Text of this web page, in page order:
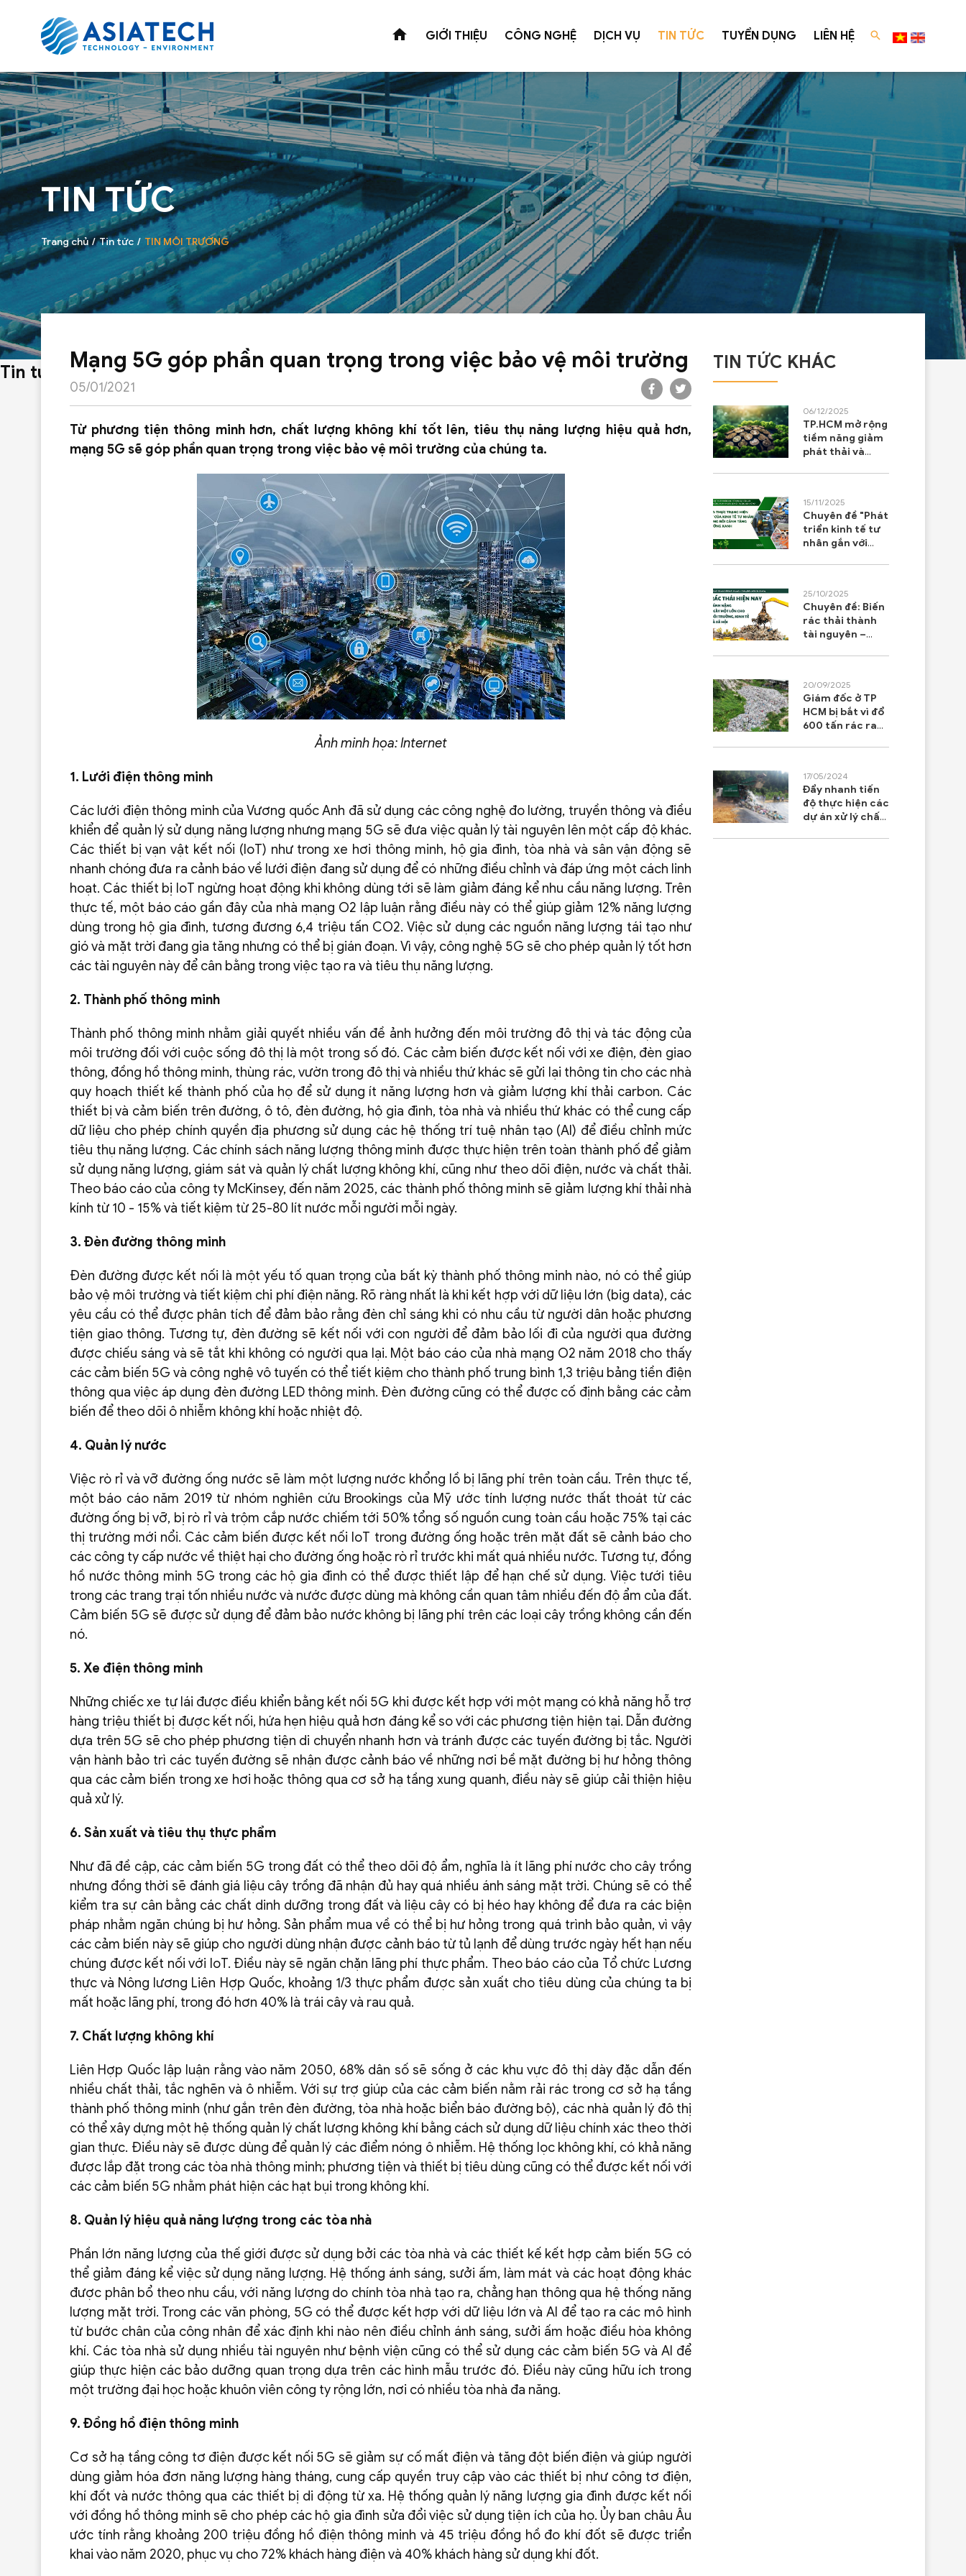
GIỚI THIỆU CÔNG NGHỆ
Công nghệ Wetland
Công nghệ tuyến nổi siêu nông
Công nghệ màng MBR ( Membrane Bio - Reactor)
Công nghệ xử lý nước thải có độ màu cao
Công nghệ xử lý sinh học
DỊCH VỤ
Xử lý nước thải
Khu công nghiệp
Ngành dệt nhuộm
Ngành giấy
Ngành bia - NGK
Ngành cà phê
Ngành thủy sản - Thực phẩm
Nước thải sinh hoạt
Xử lý nước cấp
Phục vụ sản xuất
Nước ngầm
Nước mặt
Nước thải sau xử lý
Suretech - W
Tư vấn luật
Tư vấn Luật Môi Trường
Dịch vụ tư vấn luật môi trường
Dự án đã tư vấn thành công
TIN TỨC TUYỂN DỤNG LIÊN HỆ
TIN TỨC
Trang chủ Tin tức TIN MÔI TRƯỜNG
Tin tức Mạng 5G góp phần quan trọng trong việc bảo vệ môi trường
05/01/2021
Từ phương tiện thông minh hơn, chất lượng không khí tốt lên, tiêu thụ năng lượng hiệu quả hơn,
mạng 5G sẽ góp phần quan trọng trong việc bảo vệ môi trường của chúng ta.
Ảnh minh họa: Internet
1. Lưới điện thông minh
Các lưới điện thông minh của Vương quốc Anh đã sử dụng các công nghệ đo lường, truyền thông và điều
khiển để quản lý sử dụng năng lượng nhưng mạng 5G sẽ đưa việc quản lý tài nguyên lên một cấp độ khác.
Các thiết bị vạn vật kết nối (IoT) như trong xe hơi thông minh, hộ gia đình, tòa nhà và sân vận động sẽ
nhanh chóng đưa ra cảnh báo về lưới điện đang sử dụng để có những điều chỉnh và đáp ứng một cách linh
hoạt. Các thiết bị IoT ngừng hoạt động khi không dùng tới sẽ làm giảm đáng kể nhu cầu năng lượng. Trên
thực tế, một báo cáo gần đây của nhà mạng O2 lập luận rằng điều này có thể giúp giảm 12% năng lượng
dùng trong hộ gia đình, tương đương 6,4 triệu tấn CO2. Việc sử dụng các nguồn năng lượng tái tạo như
gió và mặt trời đang gia tăng nhưng có thể bị gián đoạn. Vì vậy, công nghệ 5G sẽ cho phép quản lý tốt hơn
các tài nguyên này để cân bằng trong việc tạo ra và tiêu thụ năng lượng.
2. Thành phố thông minh
Thành phố thông minh nhằm giải quyết nhiều vấn đề ảnh hưởng đến môi trường đô thị và tác động của
môi trường đối với cuộc sống đô thị là một trong số đó. Các cảm biến được kết nối với xe điện, đèn giao
thông, đồng hồ thông minh, thùng rác, vườn trong đô thị và nhiều thứ khác sẽ gửi lại thông tin cho các nhà
quy hoạch thiết kế thành phố của họ để sử dụng ít năng lượng hơn và giảm lượng khí thải carbon. Các
thiết bị và cảm biến trên đường, ô tô, đèn đường, hộ gia đình, tòa nhà và nhiều thứ khác có thể cung cấp
dữ liệu cho phép chính quyền địa phương sử dụng các hệ thống trí tuệ nhân tạo (AI) để điều chỉnh mức
tiêu thụ năng lượng. Các chính sách năng lượng thông minh được thực hiện trên toàn thành phố để giảm
sử dụng năng lượng, giám sát và quản lý chất lượng không khí, cũng như theo dõi điện, nước và chất thải.
Theo báo cáo của công ty McKinsey, đến năm 2025, các thành phố thông minh sẽ giảm lượng khí thải nhà
kính từ 10 - 15% và tiết kiệm từ 25-80 lít nước mỗi người mỗi ngày.
3. Đèn đường thông minh
Đèn đường được kết nối là một yếu tố quan trọng của bất kỳ thành phố thông minh nào, nó có thể giúp
bảo vệ môi trường và tiết kiệm chi phí điện năng. Rõ ràng nhất là khi kết hợp với dữ liệu lớn (big data), các
yêu cầu có thể được phân tích để đảm bảo rằng đèn chỉ sáng khi có nhu cầu từ người dân hoặc phương
tiện giao thông. Tương tự, đèn đường sẽ kết nối với con người để đảm bảo lối đi của người qua đường
được chiếu sáng và sẽ tắt khi không có người qua lại. Một báo cáo của nhà mạng O2 năm 2018 cho thấy
các cảm biến 5G và công nghệ vô tuyến có thể tiết kiệm cho thành phố trung bình 1,3 triệu bảng tiền điện
thông qua việc áp dụng đèn đường LED thông minh. Đèn đường cũng có thể được cố định bằng các cảm
biến để theo dõi ô nhiễm không khí hoặc nhiệt độ.
4. Quản lý nước
Việc rò rỉ và vỡ đường ống nước sẽ làm một lượng nước khổng lồ bị lãng phí trên toàn cầu. Trên thực tế,
một báo cáo năm 2019 từ nhóm nghiên cứu Brookings của Mỹ ước tính lượng nước thất thoát từ các
đường ống bị vỡ, bị rò rỉ và trộm cắp nước chiếm tới 50% tổng số nguồn cung toàn cầu hoặc 75% tại các
thị trường mới nổi. Các cảm biến được kết nối IoT trong đường ống hoặc trên mặt đất sẽ cảnh báo cho
các công ty cấp nước về thiệt hại cho đường ống hoặc rò rỉ trước khi mất quá nhiều nước. Tương tự, đồng
hồ nước thông minh 5G trong các hộ gia đình có thể được thiết lập để hạn chế sử dụng. Việc tưới tiêu
trong các trang trại tốn nhiều nước và nước được dùng mà không cần quan tâm nhiều đến độ ẩm của đất.
Cảm biến 5G sẽ được sử dụng để đảm bảo nước không bị lãng phí trên các loại cây trồng không cần đến
nó.
5. Xe điện thông minh
Những chiếc xe tự lái được điều khiển bằng kết nối 5G khi được kết hợp với một mạng có khả năng hỗ trợ
hàng triệu thiết bị được kết nối, hứa hẹn hiệu quả hơn đáng kể so với các phương tiện hiện tại. Dẫn đường
dựa trên 5G sẽ cho phép phương tiện di chuyển nhanh hơn và tránh được các tuyến đường bị tắc. Người
vận hành bảo trì các tuyến đường sẽ nhận được cảnh báo về những nơi bề mặt đường bị hư hỏng thông
qua các cảm biến trong xe hơi hoặc thông qua cơ sở hạ tầng xung quanh, điều này sẽ giúp cải thiện hiệu
quả xử lý.
6. Sản xuất và tiêu thụ thực phẩm
Như đã đề cập, các cảm biến 5G trong đất có thể theo dõi độ ẩm, nghĩa là ít lãng phí nước cho cây trồng
nhưng đồng thời sẽ đánh giá liệu cây trồng đã nhận đủ hay quá nhiều ánh sáng mặt trời. Chúng sẽ có thể
kiểm tra sự cân bằng các chất dinh dưỡng trong đất và liệu cây có bị héo hay không để đưa ra các biện
pháp nhằm ngăn chúng bị hư hỏng. Sản phẩm mua về có thể bị hư hỏng trong quá trình bảo quản, vì vậy
các cảm biến này sẽ giúp cho người dùng nhận được cảnh báo từ tủ lạnh để dùng trước ngày hết hạn nếu
chúng được kết nối với IoT. Điều này sẽ ngăn chặn lãng phí thực phẩm. Theo báo cáo của Tổ chức Lương
thực và Nông lương Liên Hợp Quốc, khoảng 1/3 thực phẩm được sản xuất cho tiêu dùng của chúng ta bị
mất hoặc lãng phí, trong đó hơn 40% là trái cây và rau quả.
7. Chất lượng không khí
Liên Hợp Quốc lập luận rằng vào năm 2050, 68% dân số sẽ sống ở các khu vực đô thị dày đặc dẫn đến
nhiều chất thải, tắc nghẽn và ô nhiễm. Với sự trợ giúp của các cảm biến nằm rải rác trong cơ sở hạ tầng
thành phố thông minh (như gắn trên đèn đường, tòa nhà hoặc biển báo đường bộ), các nhà quản lý đô thị
có thể xây dựng một hệ thống quản lý chất lượng không khí bằng cách sử dụng dữ liệu chính xác theo thời
gian thực. Điều này sẽ được dùng để quản lý các điểm nóng ô nhiễm. Hệ thống lọc không khí, có khả năng
được lắp đặt trong các tòa nhà thông minh; phương tiện và thiết bị tiêu dùng cũng có thể được kết nối với
các cảm biến 5G nhằm phát hiện các hạt bụi trong không khí.
8. Quản lý hiệu quả năng lượng trong các tòa nhà
Phần lớn năng lượng của thế giới được sử dụng bởi các tòa nhà và các thiết kế kết hợp cảm biến 5G có
thể giảm đáng kể việc sử dụng năng lượng. Hệ thống ánh sáng, sưởi ấm, làm mát và các hoạt động khác
được phân bổ theo nhu cầu, với năng lượng do chính tòa nhà tạo ra, chẳng hạn thông qua hệ thống năng
lượng mặt trời. Trong các văn phòng, 5G có thể được kết hợp với dữ liệu lớn và AI để tạo ra các mô hình
từ bước chân của công nhân để xác định khi nào nên điều chỉnh ánh sáng, sưởi ấm hoặc điều hòa không
khí. Các tòa nhà sử dụng nhiều tài nguyên như bệnh viện cũng có thể sử dụng các cảm biến 5G và AI để
giúp thực hiện các bảo dưỡng quan trọng dựa trên các hình mẫu trước đó. Điều này cũng hữu ích trong
một trường đại học hoặc khuôn viên công ty rộng lớn, nơi có nhiều tòa nhà đa năng.
9. Đồng hồ điện thông minh
Cơ sở hạ tầng công tơ điện được kết nối 5G sẽ giảm sự cố mất điện và tăng đột biến điện và giúp người
dùng giảm hóa đơn năng lượng hàng tháng, cung cấp quyền truy cập vào các thiết bị như công tơ điện,
khí đốt và nước thông qua các thiết bị di động từ xa. Hệ thống quản lý năng lượng gia đình được kết nối
với đồng hồ thông minh sẽ cho phép các hộ gia đình sửa đổi việc sử dụng tiện ích của họ. Ủy ban châu Âu
ước tính rằng khoảng 200 triệu đồng hồ điện thông minh và 45 triệu đồng hồ đo khí đốt sẽ được triển
khai vào năm 2020, phục vụ cho 72% khách hàng điện và 40% khách hàng sử dụng khí đốt.
TIN TỨC KHÁC
06/12/2025
TP.HCM mở rộng
tiềm năng giảm
phát thải và
15/11/2025
Chuyên đề "Phát
triển kinh tế tư
nhân gắn với
vững"
25/10/2025
Chuyên đề: Biến
rác thải thành
tài nguyên –
20/09/2025
Giám đốc ở TP
HCM bị bắt vì đổ
600 tấn rác ra
17/05/2024
Đẩy nhanh tiến
độ thực hiện các
dự án xử lý chất